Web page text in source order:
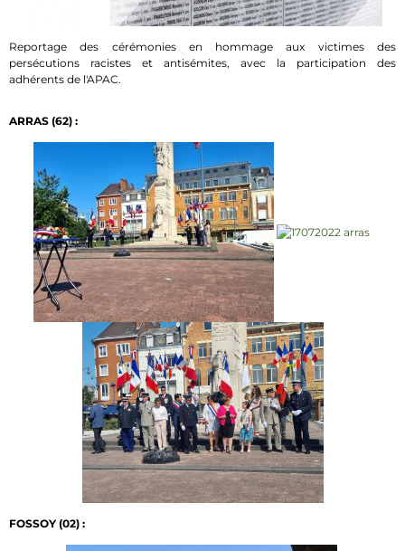
Reportage des cérémonies en hommage aux victimes des
persécutions racistes et antisémites, avec la participation des
adhérents de l'APAC.
ARRAS (62) :
FOSSOY (02) :